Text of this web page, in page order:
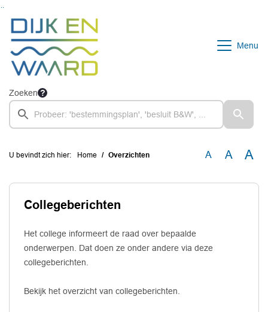
Menu
Zoeken
U bevindt zich hier: Home Overzichten A A A
Collegeberichten
Het college informeert de raad over bepaalde
onderwerpen. Dat doen ze onder andere via deze
collegeberichten.
Bekijk het overzicht van collegeberichten.